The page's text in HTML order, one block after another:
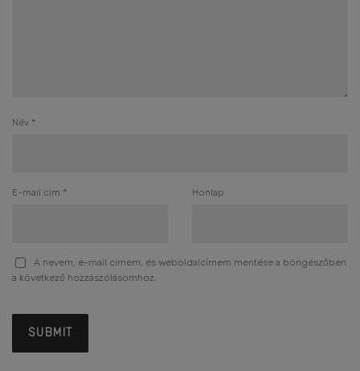
Név *
E-mail cím * Honlap
A nevem, e-mail címem, és weboldalcímem mentése a böngészőben
a következő hozzászólásomhoz.